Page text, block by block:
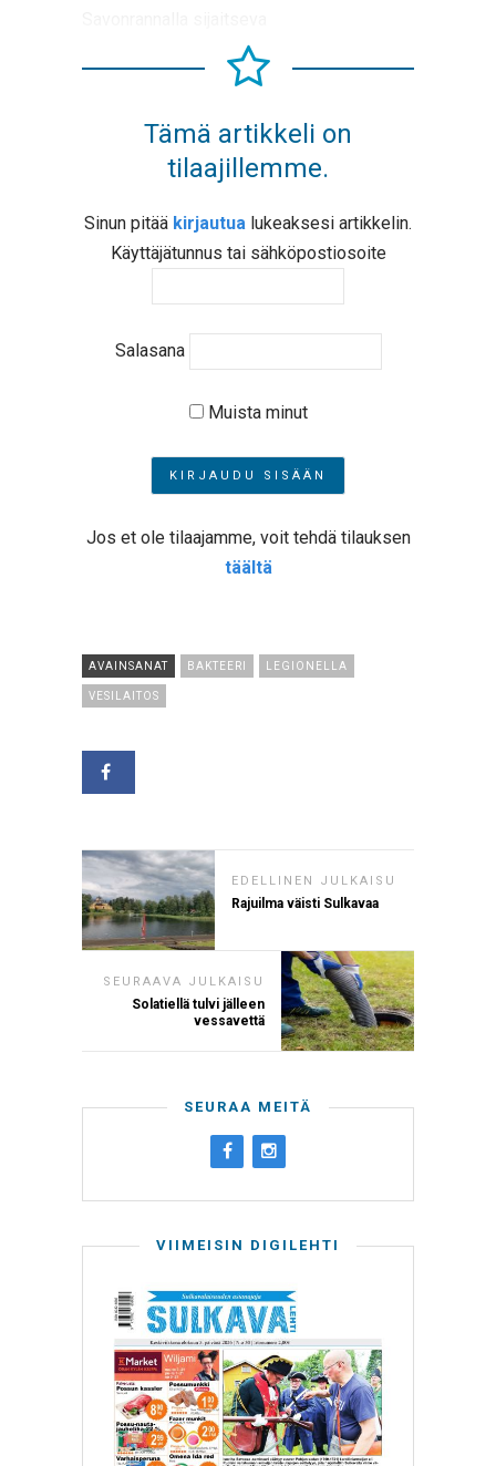
Tämä artikkeli on
tilaajillemme.
Sinun pitää kirjautua lukeaksesi artikkelin.
Käyttäjätunnus tai sähköpostiosoite
Salasana
Muista minut
Jos et ole tilaajamme, voit tehdä tilauksen
täältä
AVAINSANAT BAKTEERI LEGIONELLA
VESILAITOS
EDELLINEN JULKAISU
Rajuilma väisti Sulkavaa
SEURAAVA JULKAISU
Solatiellä tulvi jälleen
vessavettä
SEURAA MEITÄ
VIIMEISIN DIGILEHTI